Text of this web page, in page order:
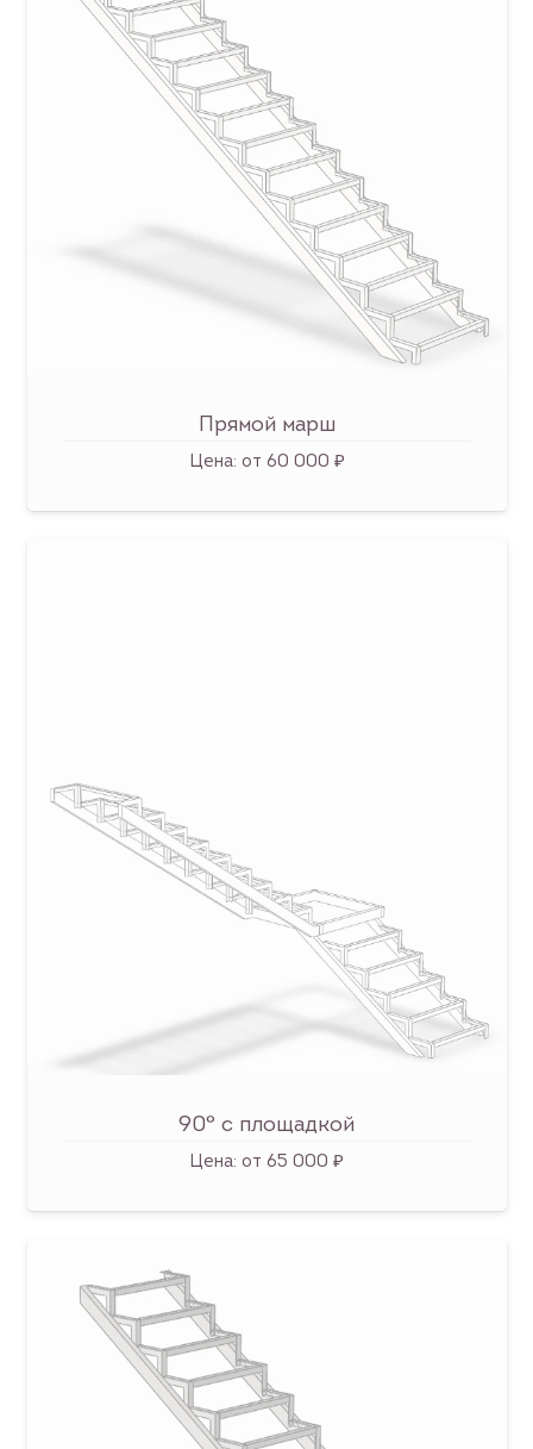
Прямой марш
Цена: от 60 000 ₽
90° с площадкой
Цена: от 65 000 ₽